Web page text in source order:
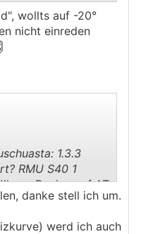
wollts auf -20°
nicht einreden
1.3.3
RMU S40 1
zu Beginn aufAT
derATfolgt.
danke stell ich um.
werd ich auch